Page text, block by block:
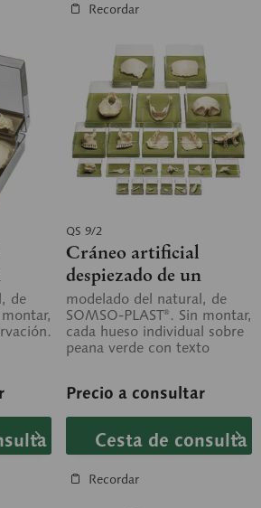
Recordar
de
QS 9/2
Cráneo artificial
despiezado de un
humano adulto
modelado del natural, de
SOMSO-PLAST®. Sin montar,
cada hueso individual sobre
peana verde con texto
Precio a consultar
Cesta de consulta
Recordar